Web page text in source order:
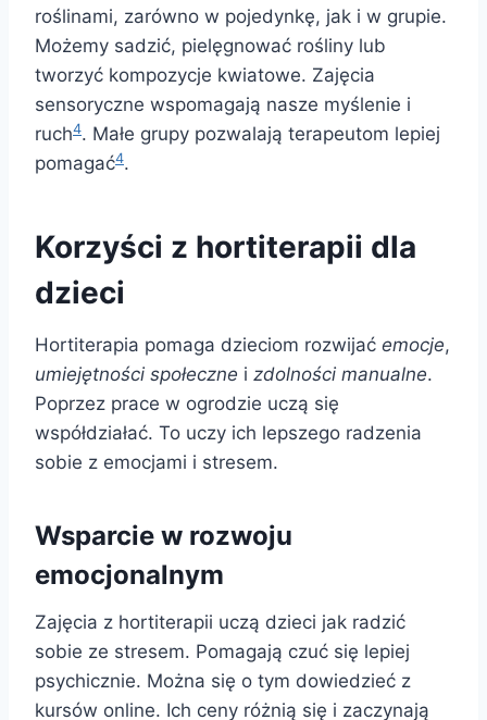
roślinami, zarówno w pojedynkę, jak i w grupie.
Możemy sadzić, pielęgnować rośliny lub
tworzyć kompozycje kwiatowe. Zajęcia
sensoryczne wspomagają nasze myślenie i
ruch4. Małe grupy pozwalają terapeutom lepiej
pomagać4.
Korzyści z hortiterapii dla
dzieci
Hortiterapia pomaga dzieciom rozwijać emocje,
umiejętności społeczne i zdolności manualne.
Poprzez prace w ogrodzie uczą się
współdziałać. To uczy ich lepszego radzenia
sobie z emocjami i stresem.
Wsparcie w rozwoju
emocjonalnym
Zajęcia z hortiterapii uczą dzieci jak radzić
sobie ze stresem. Pomagają czuć się lepiej
psychicznie. Można się o tym dowiedzieć z
kursów online. Ich ceny różnią się i zaczynają